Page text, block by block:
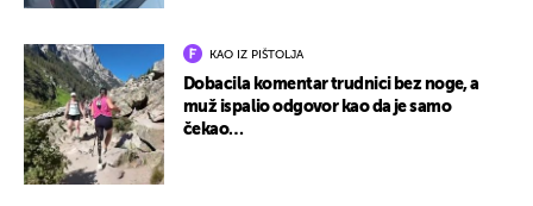
KAO IZ PIŠTOLJA
Dobacila komentar trudnici bez noge, a
muž ispalio odgovor kao da je samo
čekao…